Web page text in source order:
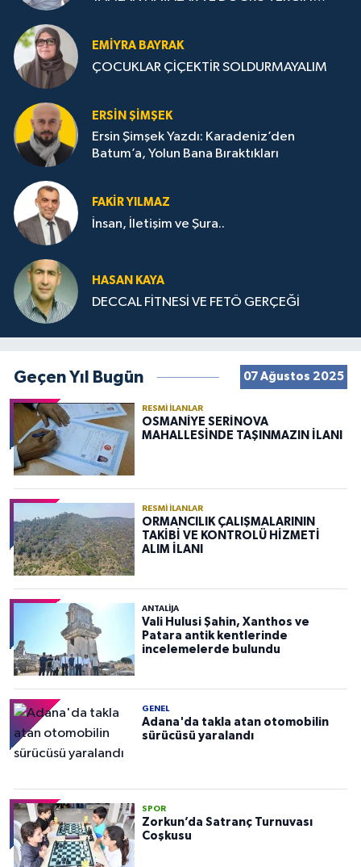
EMIYRA BAYRAK
ÇOCUKLAR ÇİÇEKTİR SOLDURMAYALIM
ERSIN ŞIMŞEK
Ersin Şimşek Yazdı: Karadeniz’den
Batum’a, Yolun Bana Bıraktıkları
FAKIR YILMAZ
İnsan, İletişim ve Şura..
HASAN KAYA
DECCAL FİTNESİ VE FETÖ GERÇEĞİ
Geçen Yıl Bugün 07 Ağustos 2025
RESMI İLANLAR
OSMANİYE SERİNOVA
MAHALLESİNDE TAŞINMAZIN İLANI
RESMI İLANLAR
ORMANCILIK ÇALIŞMALARININ
TAKİBİ VE KONTROLÜ HİZMETİ
ALIM İLANI
ANTALIJA
Vali Hulusi Şahin, Xanthos ve
Patara antik kentlerinde
incelemelerde bulundu
GENEL
Adana'da takla atan otomobilin
sürücüsü yaralandı
SPOR
Zorkun’da Satranç Turnuvası
Coşkusu